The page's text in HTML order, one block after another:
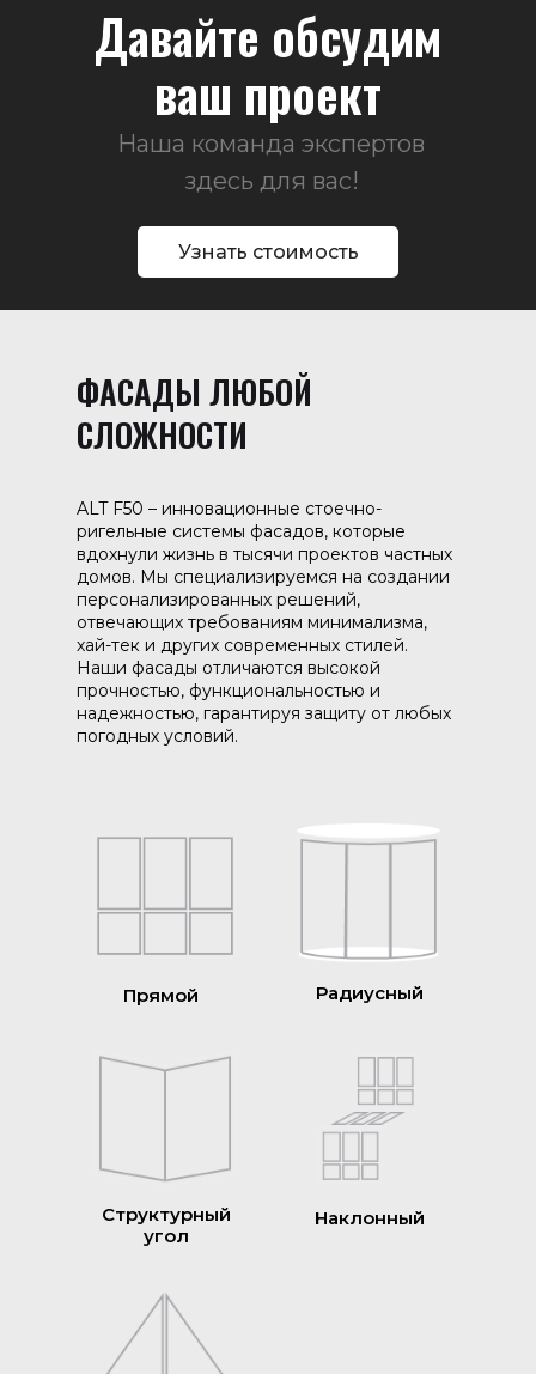
Давайте обсудим
ваш проект
Наша команда экспертов
здесь для вас!
Узнать стоимость
Структурный
угол
Наклонный
Прямой
ФАСАДЫ ЛЮБОЙ
СЛОЖНОСТИ
ALT F50 – инновационные стоечно-
ригельные системы фасадов, которые
вдохнули жизнь в тысячи проектов частных
домов. Мы специализируемся на создании
персонализированных решений,
отвечающих требованиям минимализма,
хай-тек и других современных стилей.
Наши фасады отличаются высокой
прочностью, функциональностью и
надежностью, гарантируя защиту от любых
погодных условий.
Радиусный